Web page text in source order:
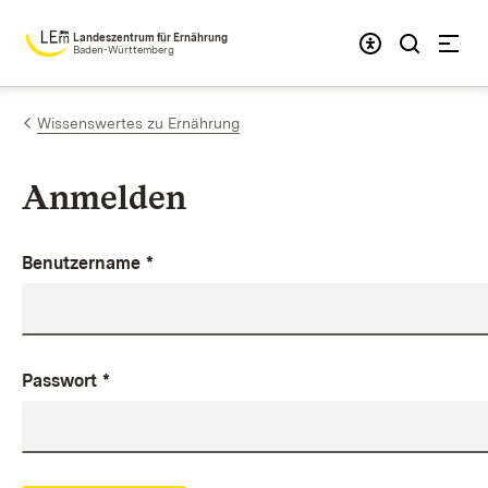
Zum Inhalt springen
Landeszentrum für Ernährung
Baden-Württemberg
Wissenswertes zu Ernährung
Anmelden
Benutzername *
Passwort *